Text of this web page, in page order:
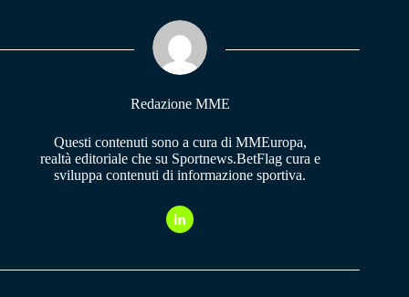
pp m
Redazione MME
Questi contenuti sono a cura di MMEuropa,
realtà editoriale che su Sportnews.BetFlag cura e
sviluppa contenuti di informazione sportiva.